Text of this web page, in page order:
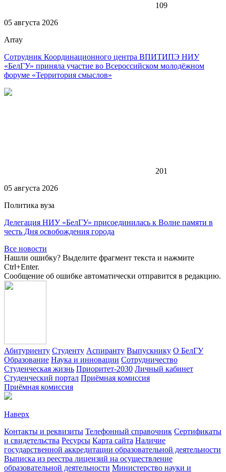
109
05 августа 2026
Array
Сотрудник Координационного центра ВПИТИПЭ НИУ
«БелГУ» приняла участие во Всероссийском молодёжном
форуме «Территория смыслов»
201
05 августа 2026
Политика вуза
Делегация НИУ «БелГУ» присоединилась к Волне памяти в
честь Дня освобождения города
Все новости
Нашли ошибку? Выделите фрагмент текста и нажмите
Ctrl+Enter.
Сообщение об ошибке автоматически отправится в редакцию.
Абитуриенту Студенту Аспиранту Выпускнику О БелГУ
Образование Наука и инновации Сотрудничество
Студенческая жизнь Приоритет-2030 Личный кабинет
Студенческий портал Приёмная комиссия
Приёмная комиссия
Наверх
Контакты и реквизиты Телефонный справочник Сертификаты
и свидетельства Ресурсы Карта сайта Наличие
государственной аккредитации образовательной деятельности
Выписка из реестра лицензий на осуществление
образовательной деятельности Министерствo науки и